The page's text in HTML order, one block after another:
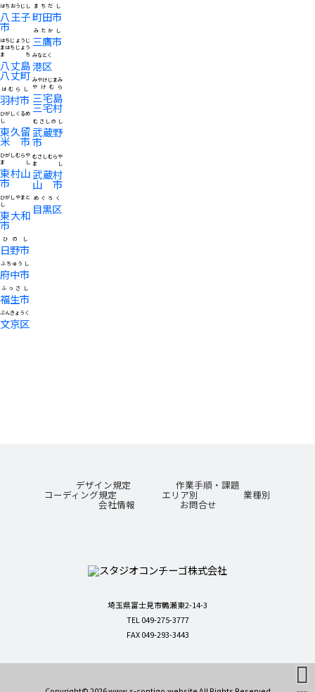
八王子
市
はちおうじし
八丈島
八丈町
はちじょうじ
まはちじょう
まち
羽村市
はむらし
東久留
米市
ひがしくるめ
し
東村山
市
ひがしむらや
まし
東大和
市
ひがしやまと
し
日野市
ひのし
府中市
ふちゅうし
福生市
ふっさし
文京区
ぶんきょうく
町田市
まちだし
三鷹市
みたかし
港区
みなとく
三宅島
三宅村
みやけじまみ
やけむら
武蔵野
市
むさしのし
武蔵村
山市
むさしむらや
まし
目黒区
めぐろく
デザイン規定 作業手順・課題
コーディング規定 エリア別 業種別
会社情報 お問合せ
埼玉県富士見市鶴瀬東2-14-3
TEL 049-275-3777
FAX 049-293-3443